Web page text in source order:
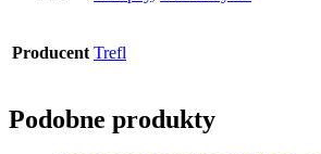
Producent Trefl
Podobne produkty